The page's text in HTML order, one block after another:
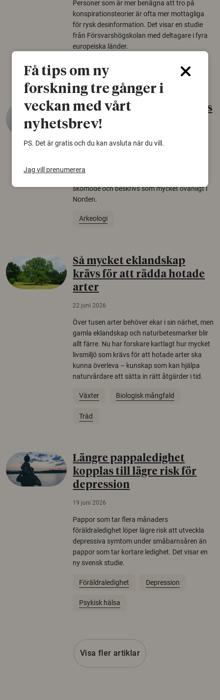
Personer som är mer benägna att tro på
konspirationsteorier är ofta mer mottagliga
för rysk desinformation. Det visar en studie
från Försvarshögskolan med deltagare i fyra
europeiska länder.
Gammalt skinn var Sveriges
äldsta sko
22 juni 2026
björnfäll visar sig vara delar av en 2000 år
skomode och beskrivs som mycket ovanligt i
Norden.
Arkeologi
Så mycket eklandskap
krävs för att rädda hotade
arter
22 juni 2026
Över tusen arter behöver ekar i sin närhet, men
gamla eklandskap och naturbetesmarker blir
allt färre. Nu har forskare kartlagt hur mycket
livsmiljö som krävs för att hotade arter ska
kunna överleva – kunskap som kan hjälpa
naturvårdare att sätta in rätt åtgärder i tid.
Växter Biologisk mångfald
Träd
Längre pappaledighet
kopplas till lägre risk för
depression
19 juni 2026
Pappor som tar flera månaders
föräldraledighet löper lägre risk att utveckla
depressiva symtom under småbarnsåren än
pappor som tar kortare ledighet. Det visar en
ny svensk studie.
Föräldraledighet Depression
Psykisk hälsa
Visa fler artiklar
Få tips om ny
forskning tre gånger i
veckan med vårt
nyhetsbrev!
PS. Det är gratis och du kan avsluta när du vill.
Jag vill prenumerera